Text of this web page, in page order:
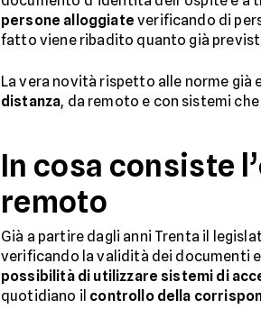
persone alloggiate verificando di
fatto viene ribadito quanto già
La vera novità rispetto alle norme già
distanza, da remoto e con sistemi
In cosa consiste
remoto
Già a partire dagli anni Trenta il
verificando la validità dei documenti
possibilità di utilizzare sistemi di
quotidiano il controllo della